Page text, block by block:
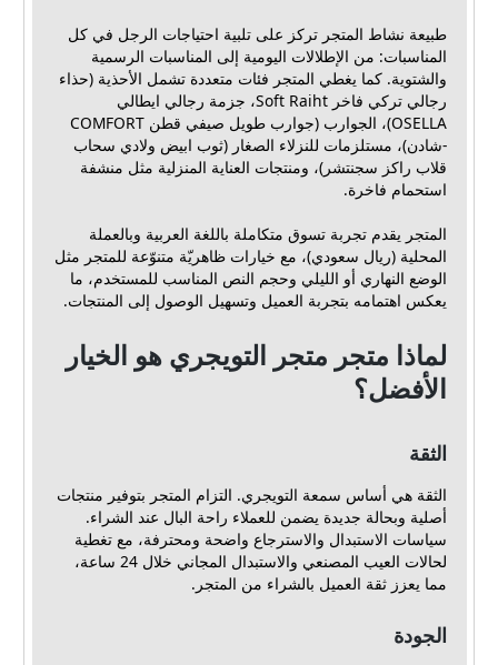
طبيعة نشاط المتجر تركز على تلبية احتياجات الرجل في كل
المناسبات: من الإطلالات اليومية إلى المناسبات الرسمية
والشتوية. كما يغطي المتجر فئات متعددة تشمل الأحذية (حذاء
رجالي تركي فاخر Soft Raiht، جزمة رجالي ايطالي
OSELLA)، الجوارب (جوارب طويل صيفي قطن COMFORT
-شادن)، مستلزمات للنزلاء الصغار (ثوب ابيض ولادي سحاب
قلاب راكز سجنتشر)، ومنتجات العناية المنزلية مثل منشفة
استحمام فاخرة.
المتجر يقدم تجربة تسوق متكاملة باللغة العربية وبالعملة
المحلية (ريال سعودي)، مع خيارات ظاهريّة متنوّعة للمتجر مثل
الوضع النهاري أو الليلي وحجم النص المناسب للمستخدم، ما
يعكس اهتمامه بتجربة العميل وتسهيل الوصول إلى المنتجات.
لماذا متجر متجر التويجري هو الخيار
الأفضل؟
الثقة
الثقة هي أساس سمعة التويجري. التزام المتجر بتوفير منتجات
أصلية وبحالة جديدة يضمن للعملاء راحة البال عند الشراء.
سياسات الاستبدال والاسترجاع واضحة ومحترفة، مع تغطية
لحالات العيب المصنعي والاستبدال المجاني خلال 24 ساعة،
مما يعزز ثقة العميل بالشراء من المتجر.
الجودة